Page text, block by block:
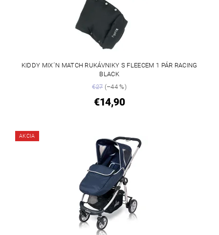
KIDDY MIX´N MATCH RUKÁVNIKY S FLEECEM 1 PÁR RACING
BLACK
€27(–44 %)
€14,90
AKCIA